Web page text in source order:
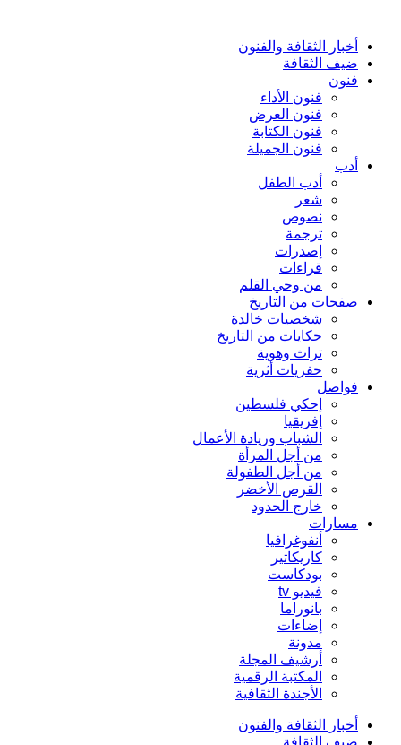
أخبار الثقافة والفنون
ضيف الثقافة
فنون
فنون الأداء
فنون العرض
فنون الكتابة
فنون الجميلة
أدب
أدب الطفل
شعر
نصوص
ترجمة
إصدرات
قراءات
من وحي القلم
صفحات من التاريخ
شخصيات خالدة
حكايات من التاريخ
تراث وهوية
حفريات أثرية
فواصل
إحكي فلسطين
إفريقيا
الشباب وريادة الأعمال
من أجل المرأة
من أجل الطفولة
القرص الأخضر
خارج الحدود
مسارات
أنفوغرافيا
كاريكاتير
بودكاست
فيديو tv
بانوراما
إضاءات
مدونة
أرشيف المجلة
المكتبة الرقمية
الأجندة الثقافية
أخبار الثقافة والفنون
ضيف الثقافة